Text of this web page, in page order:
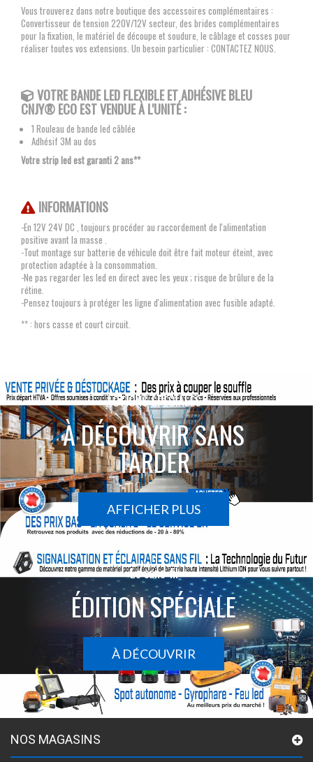
Vous trouverez dans notre boutique des accessoires complémentaires :
Convertisseur de tension 220V/12V secteur, des brides complémentaires
pour la fixation, le matériel de découpe et soudure, le câblage et cosses pour
réaliser toutes vos extensions. Un besoin particulier : CONTACTEZ NOUS.
VOTRE BANDE LED FLEXIBLEET ADHÉSIVE BLEU
CNJY®ECO EST VENDUE À L'UNITÉ :
1 Rouleau de bande led câblée
Adhésif 3M au dos
Votre strip led est garanti 2 ans**
INFORMATIONS
-En 12V 24V DC , toujours procéder au raccordement de l'alimentation
positive avant la masse .
-Tout montage sur batterie de véhicule doit être fait moteur éteint, avec
protection adaptée à la consommation.
-Ne pas regarder les led en direct avec les yeux ; risque de brûlure de la
rétine.
-Pensez toujours à protéger les ligne d'alimentation avec fusible adapté.
** : hors casse et court circuit.
ACTIONS SPÉCIALES
À DÉCOUVRIR SANS
TARDER
AFFICHER PLUS
Le sans-fil
ÉDITION SPÉCIALE
À DÉCOUVRIR
NOS MAGASINS